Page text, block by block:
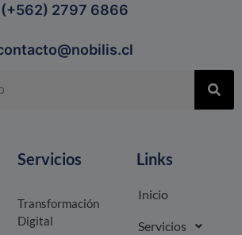
(+562) 2797 6866
Servicios
Transformación
Digital
Links
Inicio
Servicios